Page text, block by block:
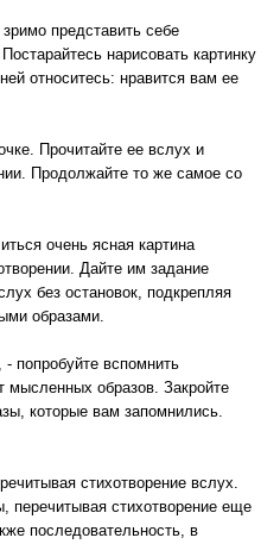
представить себе
нарисовать картинку
относитесь: нравится вам ее
Прочитайте ее вслух и
Продолжайте то же самое со
очень ясная картина
Дайте им задание
без остановок, подкрепляя
образами.
попробуйте вспомнить
мысленных образов. Закройте
которые вам запомнились.
стихотворение вслух.
перечитывая стихотворение еще
последовательность, в